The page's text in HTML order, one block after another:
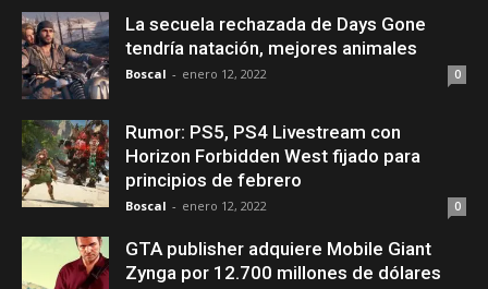
La secuela rechazada de Days Gone
tendría natación, mejores animales
Boscal - enero 12, 2022 0
Rumor: PS5, PS4 Livestream con
Horizon Forbidden West fijado para
principios de febrero
Boscal - enero 12, 2022 0
GTA publisher adquiere Mobile Giant
Zynga por 12.700 millones de dólares